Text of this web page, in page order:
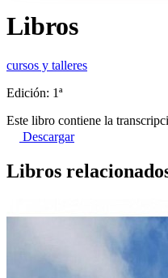
Libros
cursos y talleres
Edición: 1ª
Este libro contiene la
Descargar
Libros